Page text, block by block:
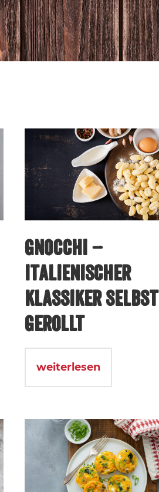
GNOCCHI –
ITALIENISCHER
KLASSIKER SELBST
GEROLLT
weiterlesen